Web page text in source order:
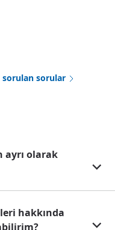
sorulan sorular
ayrı olarak
hakkında